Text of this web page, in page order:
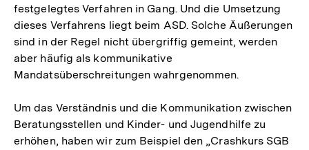
festgelegtes Verfahren in Gang. Und die Umsetzung
dieses Verfahrens liegt beim ASD. Solche Äußerungen
sind in der Regel nicht übergriffig gemeint, werden
aber häufig als kommunikative
Mandatsüberschreitungen wahrgenommen.
Um das Verständnis und die Kommunikation zwischen
Beratungsstellen und Kinder- und Jugendhilfe zu
erhöhen, haben wir zum Beispiel den „Crashkurs SGB